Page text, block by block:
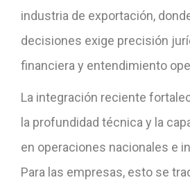
industria de exportación,
decisiones exige precisión
financiera y entendimiento
La integración reciente
la profundidad técnica y la
en operaciones nacionales e
Para las empresas, esto se